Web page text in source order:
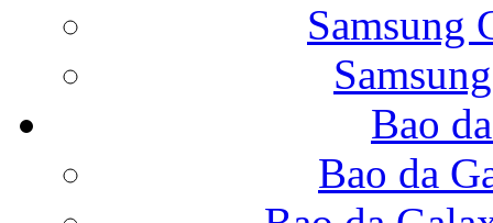
Nắp lưng Samsung
Samsung
Bao
Bao da